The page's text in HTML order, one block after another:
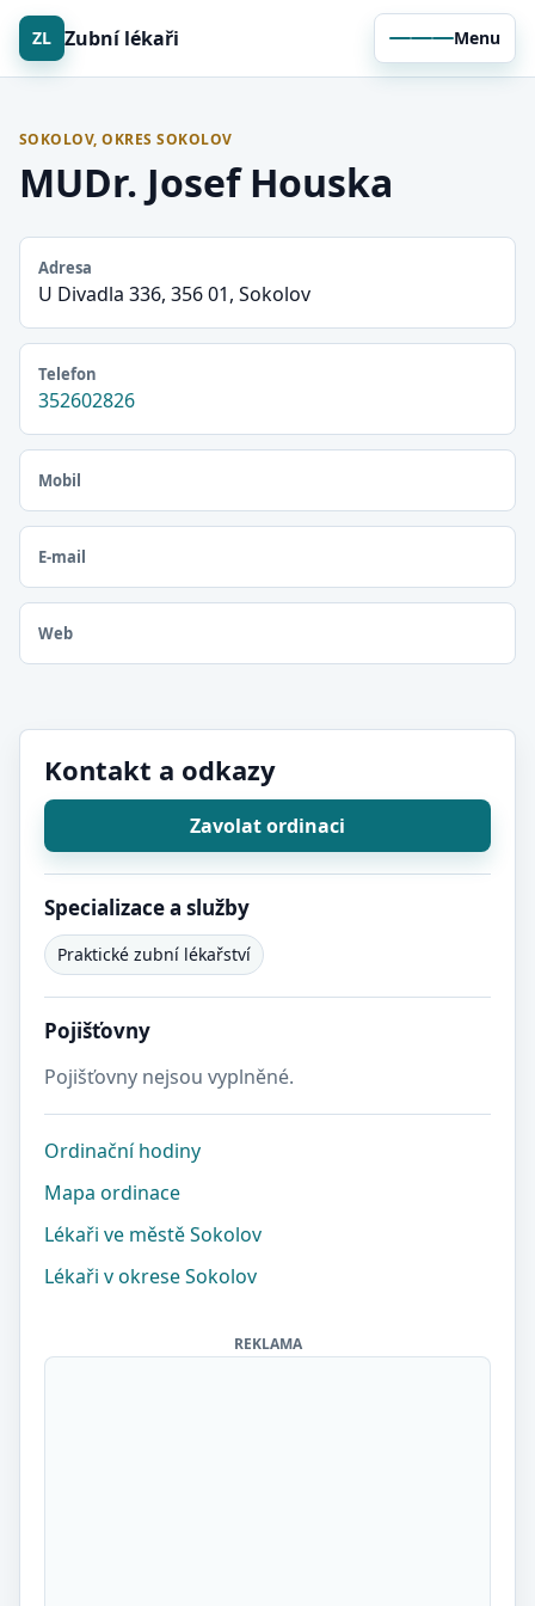
ZL Zubní lékaři Menu
SOKOLOV, OKRES SOKOLOV
MUDr. Josef Houska
Adresa
U Divadla 336, 356 01, Sokolov
Telefon
352602826
Mobil
E-mail
Web
Kontakt a odkazy
Zavolat ordinaci
Specializace a služby
Praktické zubní lékařství
Pojišťovny
Pojišťovny nejsou vyplněné.
Ordinační hodiny
Mapa ordinace
Lékaři ve městě Sokolov
Lékaři v okrese Sokolov
REKLAMA